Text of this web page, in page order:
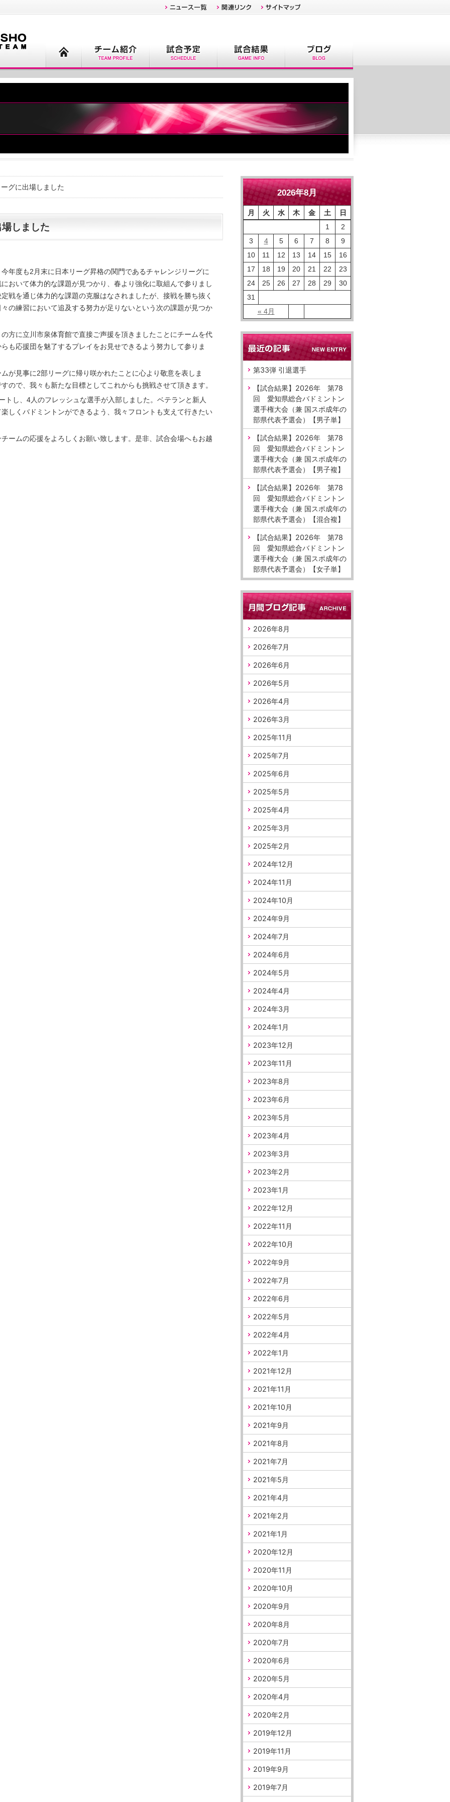
グに出場しました
しました
年度も2月末に日本リーグ昇格の関門であるチャレンジリーグに
おいて体力的な課題が見つかり、春より強化に取組んで参りまし
戦を通じ体力的な課題の克服はなされましたが、接戦を勝ち抜く
の練習において追及する努力が足りないという次の課題が見つか
方に立川市泉体育館で直接ご声援を頂きましたことにチームを代
も応援団を魅了するプレイをお見せできるよう努力して参りま
が見事に2部リーグに帰り咲かれたことに心より敬意を表しま
ので、我々も新たな目標としてこれからも挑戦させて頂きます。
トし、4人のフレッシュな選手が入部しました。ベテランと新人
しくバドミントンができるよう、我々フロントも支えて行きたい
ームの応援をよろしくお願い致します。是非、試合会場へもお越
2026年8月
月 火 水 木 金 土 日
« 4月
1
2
3
4 5 6 7 8
9
10
11 12 13 14 15
16
17
18 19 20 21 22
23
24
25 26 27 28 29
30
31
第33弾 引退選手
【試合結果】2026年 第78
回 愛知県総合バドミントン
選手権大会（兼 国スポ成年の
部県代表予選会）【男子単】
【試合結果】2026年 第78
回 愛知県総合バドミントン
選手権大会（兼 国スポ成年の
部県代表予選会）【男子複】
【試合結果】2026年 第78
回 愛知県総合バドミントン
選手権大会（兼 国スポ成年の
部県代表予選会）【混合複】
【試合結果】2026年 第78
回 愛知県総合バドミントン
選手権大会（兼 国スポ成年の
部県代表予選会）【女子単】
2026年8月
2026年7月
2026年6月
2026年5月
2026年4月
2026年3月
2025年11月
2025年7月
2025年6月
2025年5月
2025年4月
2025年3月
2025年2月
2024年12月
2024年11月
2024年10月
2024年9月
2024年7月
2024年6月
2024年5月
2024年4月
2024年3月
2024年1月
2023年12月
2023年11月
2023年8月
2023年6月
2023年5月
2023年4月
2023年3月
2023年2月
2023年1月
2022年12月
2022年11月
2022年10月
2022年9月
2022年7月
2022年6月
2022年5月
2022年4月
2022年1月
2021年12月
2021年11月
2021年10月
2021年9月
2021年8月
2021年7月
2021年5月
2021年4月
2021年2月
2021年1月
2020年12月
2020年11月
2020年10月
2020年9月
2020年8月
2020年7月
2020年6月
2020年5月
2020年4月
2020年2月
2019年12月
2019年11月
2019年9月
2019年7月